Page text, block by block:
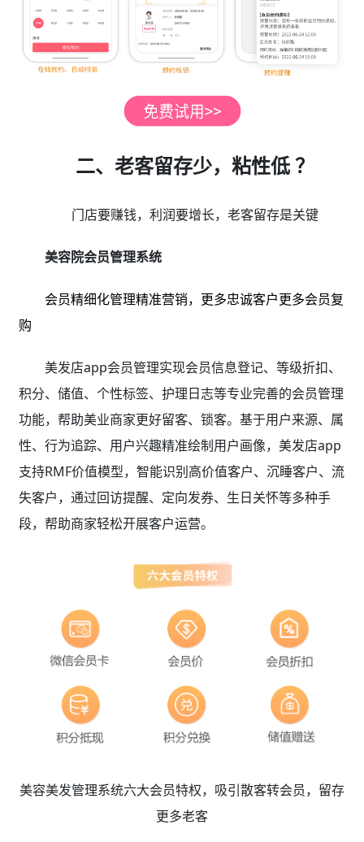
二、老客留存少，粘性低 ？
门店要赚钱，利润要增长，老客留存是关键
美容院会员管理系统
会员精细化管理精准营销，更多忠诚客户更多会员复
购
美发店app会员管理实现会员信息登记、等级折扣、
积分、储值、个性标签、护理日志等专业完善的会员管理
功能，帮助美业商家更好留客、锁客。基于用户来源、属
性、行为追踪、用户兴趣精准绘制用户画像，美发店app
支持RMF价值模型，智能识别高价值客户、沉睡客户、流
失客户，通过回访提醒、定向发券、生日关怀等多种手
段，帮助商家轻松开展客户运营。
美容美发管理系统六大会员特权，吸引散客转会员，留存
更多老客